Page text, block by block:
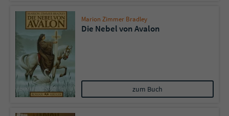
Marion Zimmer Bradley
Die Nebel von Avalon
zum Buch